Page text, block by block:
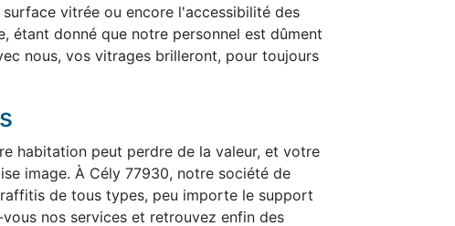
vitrée ou encore l'accessibilité des
étant donné que notre personnel est dûment
nous, vos vitrages brilleront, pour toujours
habitation peut perdre de la valeur, et votre
image. À Cély 77930, notre société de
de tous types, peu importe le support
nos services et retrouvez enfin des